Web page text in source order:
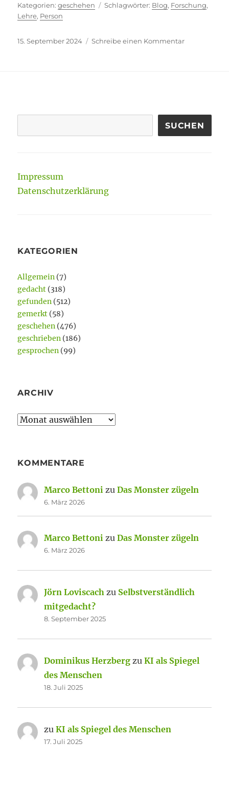
Kategorien
geschehen Schlagwörter
Blog, Forschung,
Lehre, Person
Veröffentlicht
15. September 2024 Schreibe einen Kommentarzu
SUCHEN
Impressum
Datenschutzerklärung
KATEGORIEN
Allgemein (7)
gedacht (318)
gefunden (512)
gemerkt (58)
geschehen (476)
geschrieben (186)
gesprochen (99)
ARCHIV
Archiv
KOMMENTARE
Marco Bettoni zuDas Monster zügeln
6. März 2026
Marco Bettoni zuDas Monster zügeln
6. März 2026
Jörn Loviscach zu Selbstverständlich
mitgedacht?
8. September 2025
Dominikus Herzberg zuKI als Spiegel
des Menschen
18. Juli 2025
zuKI als Spiegel des Menschen
17. Juli 2025